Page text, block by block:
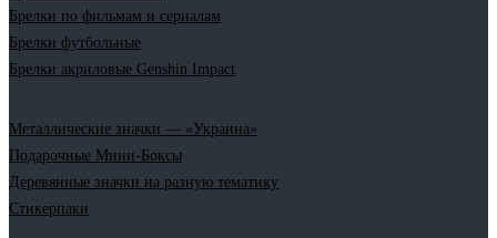
Брелки по фильмам и сериалам
Брелки футбольные
Брелки акриловые Genshin Impact
Металлические значки — «Украина»
Подарочные Мини-Боксы
Деревянные значки на разную тематику
Стикерпаки